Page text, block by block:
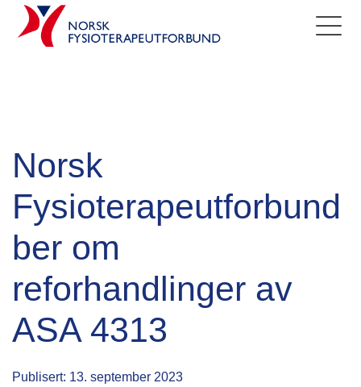
Norsk
Fysioterapeutforbund
ber om
reforhandlinger av
ASA 4313
Publisert: 13. september 2023